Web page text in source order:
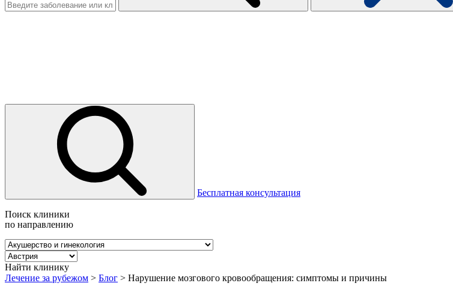
Бесплатная консультация
Поиск клиники
по направлению
Найти клинику
Лечение за рубежом > Блог > Нарушение мозгового кровообращения: симптомы и причины